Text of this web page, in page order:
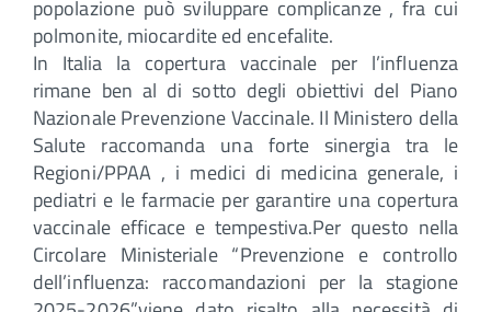
popolazione può sviluppare complicanze , fra cui
polmonite, miocardite ed encefalite.
In Italia la copertura vaccinale per l’influenza
rimane ben al di sotto degli obiettivi del Piano
Nazionale Prevenzione Vaccinale. Il Ministero della
Salute raccomanda una forte sinergia tra le
Regioni/PPAA , i medici di medicina generale, i
pediatri e le farmacie per garantire una copertura
vaccinale efficace e tempestiva.Per questo nella
Circolare Ministeriale “Prevenzione e controllo
dell’influenza: raccomandazioni per la stagione